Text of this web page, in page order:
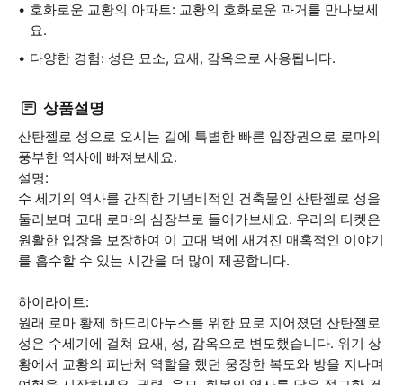
호화로운 교황의 아파트: 교황의 호화로운 과거를 만나보세
요.
다양한 경험: 성은 묘소, 요새, 감옥으로 사용됩니다.
상품설명
산탄젤로 성으로 오시는 길에 특별한 빠른 입장권으로 로마의
풍부한 역사에 빠져보세요.
설명:
수 세기의 역사를 간직한 기념비적인 건축물인 산탄젤로 성을
둘러보며 고대 로마의 심장부로 들어가보세요. 우리의 티켓은
원활한 입장을 보장하여 이 고대 벽에 새겨진 매혹적인 이야기
를 흡수할 수 있는 시간을 더 많이 제공합니다.
하이라이트:
원래 로마 황제 하드리아누스를 위한 묘로 지어졌던 산탄젤로
성은 수세기에 걸쳐 요새, 성, 감옥으로 변모했습니다. 위기 상
황에서 교황의 피난처 역할을 했던 웅장한 복도와 방을 지나며